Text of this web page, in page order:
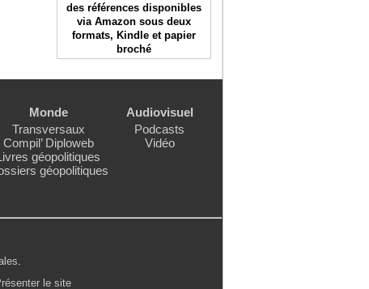
des références disponibles
via Amazon sous deux
formats, Kindle et papier
broché
Monde
Transversaux
Compil’ Diploweb
géopolitiques
géopolitiques
Audiovisuel
Podcasts
Vidéo
le site